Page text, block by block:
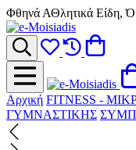
Φθηνά ΑΘλητικά Είδη,
Αρχική FITNESS -
ΓΥΜΝΑΣΤΙΚΗΣ